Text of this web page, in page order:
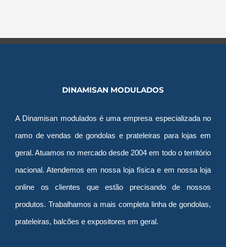
DINAMISAN MODULADOS
A Dinamisan modulados é uma empresa especializada no
ramo de vendas de gondolas e prateleiras para lojas em
geral. Atuamos no mercado desde 2004 em todo o território
nacional. Atendemos em nossa loja física e em nossa loja
online os clientes que estão precisando de nossos
produtos. Trabalhamos a mais completa linha de gondolas,
prateleiras, balcões e expositores em geral.